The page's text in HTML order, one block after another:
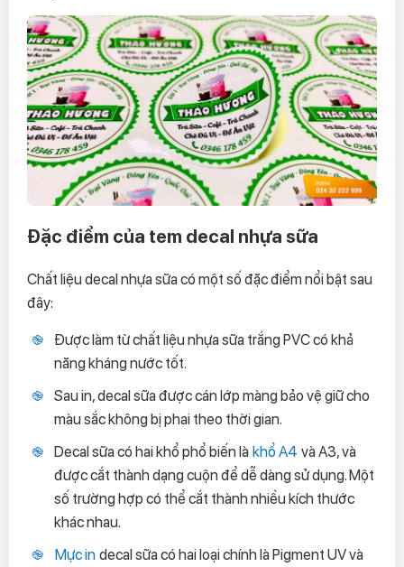
Đặc điểm của tem decal nhựa sữa
Chất liệu decal nhựa sữa có một số đặc điểm nổi bật sau
đây:
Được làm từ chất liệu nhựa sữa trắng PVC có khả
năng kháng nước tốt.
Sau in, decal sữa được cán lớp màng bảo vệ giữ cho
màu sắc không bị phai theo thời gian.
Decal sữa có hai khổ phổ biến là khổ A4 và A3, và
được cắt thành dạng cuộn để dễ dàng sử dụng. Một
số trường hợp có thể cắt thành nhiều kích thước
khác nhau.
Mực in decal sữa có hai loại chính là Pigment UV và